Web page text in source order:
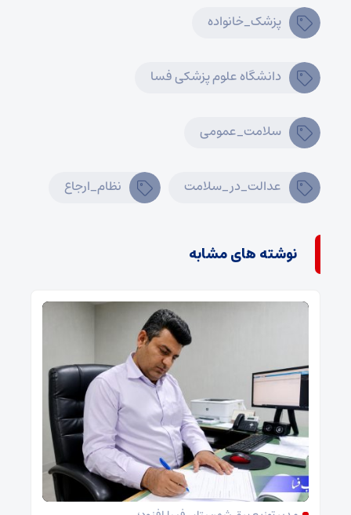
پزشک_خانواده
دانشگاه علوم پزشکی فسا
سلامت_عمومی
عدالت_در_سلامت نظام_ارجاع
نوشته های مشابه